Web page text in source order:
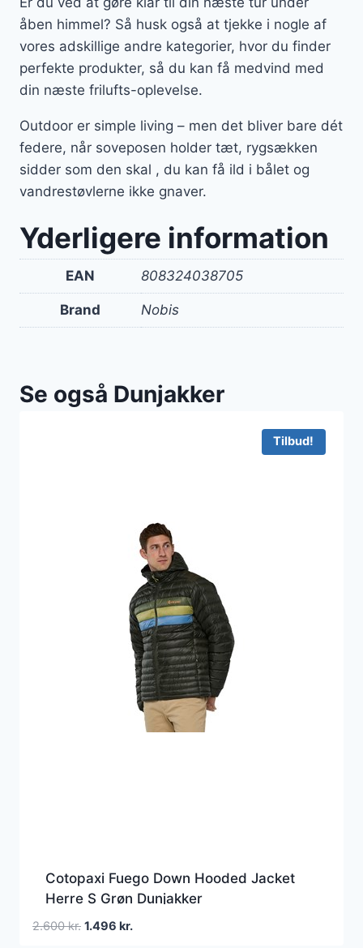
åben himmel? Så husk også at tjekke i nogle af
vores adskillige andre kategorier, hvor du finder
perfekte produkter, så du kan få medvind med
din næste frilufts-oplevelse.
Outdoor er simple living – men det bliver bare dét
federe, når soveposen holder tæt, rygsækken
sidder som den skal , du kan få ild i bålet og
vandrestøvlerne ikke gnaver.
Yderligere information
EAN 808324038705
Brand Nobis
Se også Dunjakker
Tilbud!
Cotopaxi Fuego Down Hooded Jacket
Herre S Grøn Dunjakker
2.600kr. Den
1.496 kr.Den